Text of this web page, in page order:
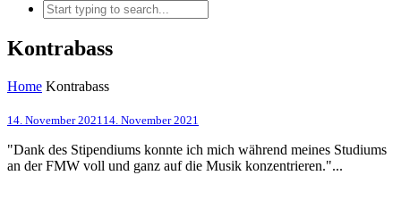
Kontrabass
Home Kontrabass
14. November 2021 14. November 2021
"Dank des Stipendiums konnte ich mich während meines Studiums
an der FMW voll und ganz auf die Musik konzentrieren."...